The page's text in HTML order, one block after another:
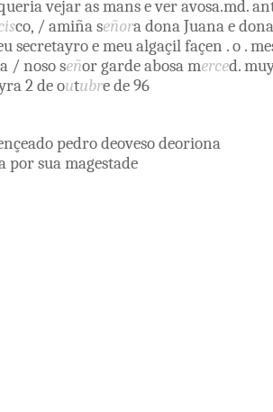
vejarasmanseveravosa.md.
co, /amiñaseñoradonaJuanaedona
secretayroemeualgaçilfaçen .o .
/nososeñorgardeabosamerced.
2deoutubrede96
pedrodeovesodeoriona
porsuamagestade